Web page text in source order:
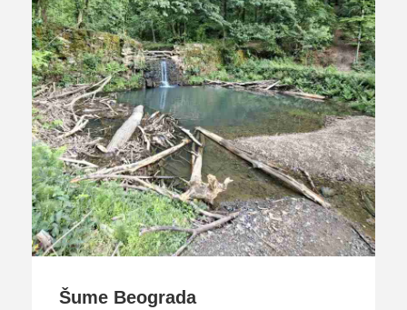
Šume Beograda